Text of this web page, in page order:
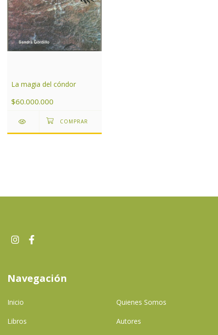
La magia del cóndor
$60.000.000
Navegación
Inicio Quienes Somos
Libros Autores